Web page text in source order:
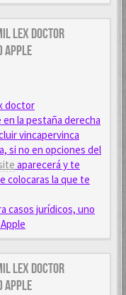
LEX DOCTOR
APPLE
doctor
la pestaña derecha
vincapervinca
si no en opciones del
aparecerá y te
colocaras la que te
casos jurídicos, uno
LEX DOCTOR
APPLE